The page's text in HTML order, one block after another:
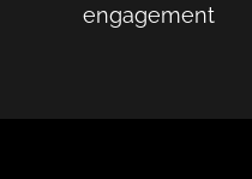
engagement